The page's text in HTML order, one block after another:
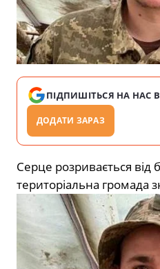
ПІДПИШІТЬСЯ НА НАС В
ДОДАТИ ЗАРАЗ
Серце розривається
територіальна громада